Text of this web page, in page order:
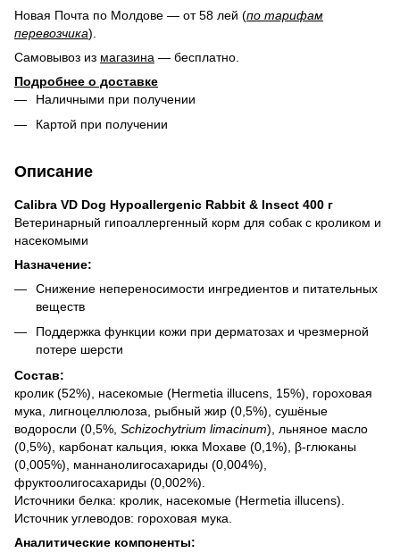
Новая Почта по Молдове — от 58 лей (по тарифам
перевозчика).
Самовывоз из магазина — бесплатно.
Подробнее о доставке
Наличными при получении
Картой при получении
Описание
Calibra VD Dog Hypoallergenic Rabbit & Insect 400 г
Ветеринарный гипоаллергенный корм для собак с кроликом и
насекомыми
Назначение:
Снижение непереносимости ингредиентов и питательных
веществ
Поддержка функции кожи при дерматозах и чрезмерной
потере шерсти
Состав:
кролик (52%), насекомые (Hermetia illucens, 15%), гороховая
мука, лигноцеллюлоза, рыбный жир (0,5%), сушёные
водоросли (0,5%, Schizochytrium limacinum), льняное масло
(0,5%), карбонат кальция, юкка Мохаве (0,1%), β-глюканы
(0,005%), маннанолигосахариды (0,004%),
фруктоолигосахариды (0,002%).
Источники белка: кролик, насекомые (Hermetia illucens).
Источник углеводов: гороховая мука.
Аналитические компоненты: